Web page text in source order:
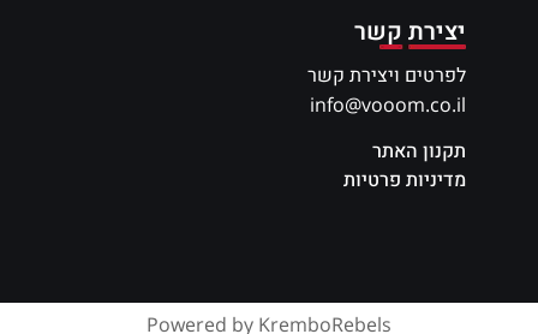
יצירת קשר
לפרטים ויצירת קשר
info@vooom.co.il
תקנון האתר
מדיניות פרטיות
Powered by KremboRebels